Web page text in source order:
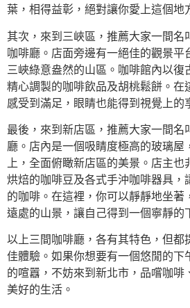
葉，相得益彰，絕對讓你愛上這個地
其次，來到三峽區，推薦大家一間名
咖啡廳。店面旁邊有一絕佳的觀景平
三峽綠意盎然的山區。咖啡館內以復
精心調製的咖啡飲品及胡桃鬆餅。在
感受到滿足，眼睛也能得到視覺上的
最後，來到新店區，推薦大家一間名
廳。店內是一個吸睛度極高的玻璃屋
上，全面俯瞰新店區的美景。店主
烘焙的咖啡豆及各式手沖咖啡器具，
的咖啡。在這裡，你可以靜靜地坐著
遠處的山景，讓自己得到一個寧靜的
以上三間咖啡廳，各有其特色，但都
佳體驗。如果你想要有一個悠閒的下
的喧囂，不妨來到新北市，品嚐咖啡
美好的生活。